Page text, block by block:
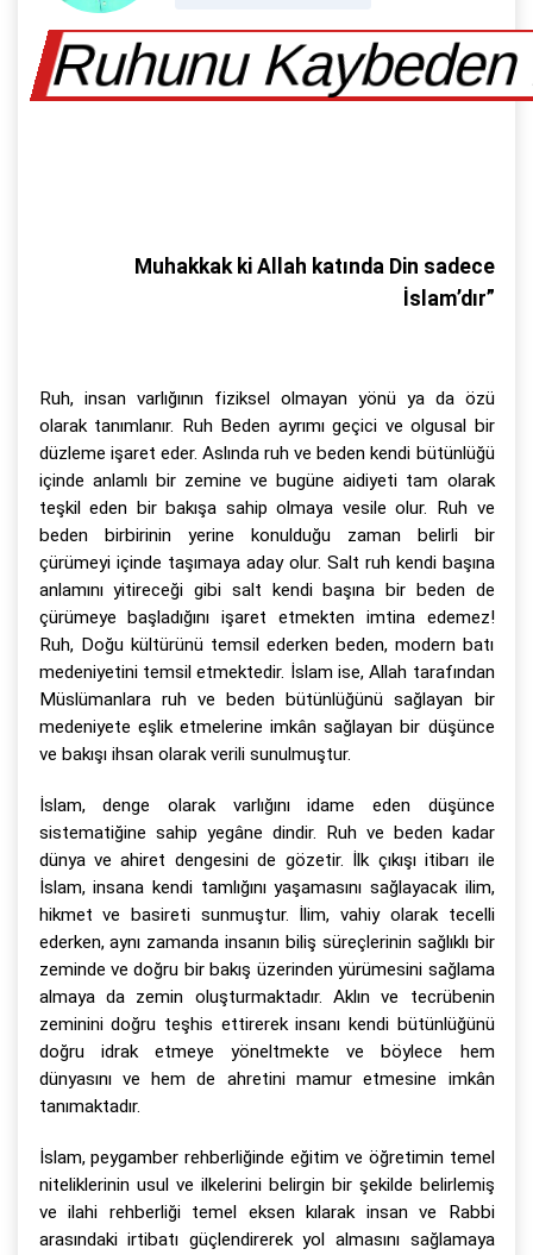
Ruhunu
Muhakkak ki Allah katında Din sadece
İslam’dır”
Ruh, insan varlığının fiziksel olmayan yönü ya da özü
olarak tanımlanır. Ruh Beden ayrımı geçici ve olgusal bir
düzleme işaret eder. Aslında ruh ve beden kendi bütünlüğü
içinde anlamlı bir zemine ve bugüne aidiyeti tam olarak
teşkil eden bir bakışa sahip olmaya vesile olur. Ruh ve
beden birbirinin yerine konulduğu zaman belirli bir
çürümeyi içinde taşımaya aday olur. Salt ruh kendi başına
anlamını yitireceği gibi salt kendi başına bir beden de
çürümeye başladığını işaret etmekten imtina edemez!
Ruh, Doğu kültürünü temsil ederken beden, modern batı
medeniyetini temsil etmektedir. İslam ise, Allah tarafından
Müslümanlara ruh ve beden bütünlüğünü sağlayan bir
medeniyete eşlik etmelerine imkân sağlayan bir düşünce
ve bakışı ihsan olarak verili sunulmuştur.
İslam, denge olarak varlığını idame eden düşünce
sistematiğine sahip yegâne dindir. Ruh ve beden kadar
dünya ve ahiret dengesini de gözetir. İlk çıkışı itibarı ile
İslam, insana kendi tamlığını yaşamasını sağlayacak ilim,
hikmet ve basireti sunmuştur. İlim, vahiy olarak tecelli
ederken, aynı zamanda insanın biliş süreçlerinin sağlıklı bir
zeminde ve doğru bir bakış üzerinden yürümesini sağlama
almaya da zemin oluşturmaktadır. Aklın ve tecrübenin
zeminini doğru teşhis ettirerek insanı kendi bütünlüğünü
doğru idrak etmeye yöneltmekte ve böylece hem
dünyasını ve hem de ahretini mamur etmesine imkân
tanımaktadır.
İslam, peygamber rehberliğinde eğitim ve öğretimin temel
niteliklerinin usul ve ilkelerini belirgin bir şekilde belirlemiş
ve ilahi rehberliği temel eksen kılarak insan ve Rabbi
arasındaki irtibatı güçlendirerek yol almasını sağlamaya